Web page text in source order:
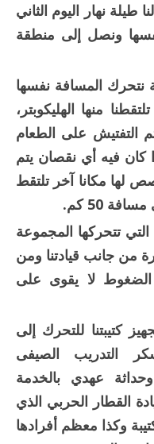
نهار اليوم الثاني
ونصل إلى منطقة
نتحرك المسافة نفسها
منها الهليكوبتر،
التفتيش على الطعام
فيه أي نقصان يتم
مكانا آخر تلتقط
تتحركها المجموعة
جانب قيادتنا ومن
لا يقوى على
ويتم تجهيز كتيبتنا للتحرك إلى
التدريب الصيفى
عهدي بالخدمة
القطار الحربي الذي
وكذا معظم أفرادها